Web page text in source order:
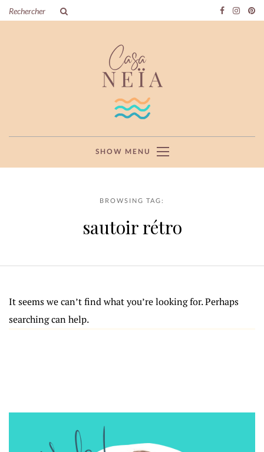
SHOW MENU
BROWSING TAG:
sautoir rétro
It seems we can’t find what you’re looking for. Perhaps
searching can help.